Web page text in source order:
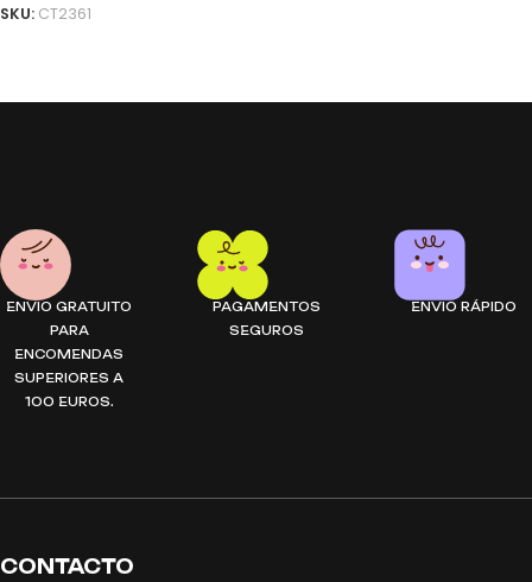
SKU: CT2361
ENVIO GRATUITO
PARA
ENCOMENDAS
SUPERIORES A
100 EUROS.
PAGAMENTOS
SEGUROS
ENVIO RÁPIDO
CONTACTO